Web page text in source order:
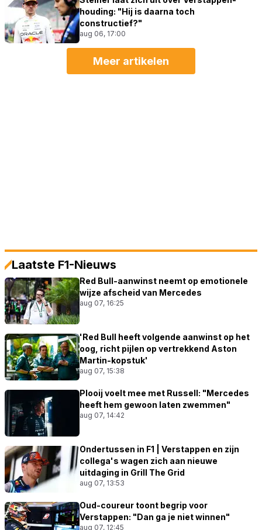
houding: "Hij is daarna toch
constructief?"
aug 06, 17:00
Meer artikelen
Laatste F1-Nieuws
Red Bull-aanwinst neemt op emotionele
wijze afscheid van Mercedes
aug 07, 16:25
'Red Bull heeft volgende aanwinst op het
oog, richt pijlen op vertrekkend Aston
Martin-kopstuk'
aug 07, 15:38
Plooij voelt mee met Russell: "Mercedes
heeft hem gewoon laten zwemmen"
aug 07, 14:42
Ondertussen in F1 | Verstappen en zijn
collega's wagen zich aan nieuwe
uitdaging in Grill The Grid
aug 07, 13:53
Oud-coureur toont begrip voor
Verstappen: "Dan ga je niet winnen"
aug 07, 12:45